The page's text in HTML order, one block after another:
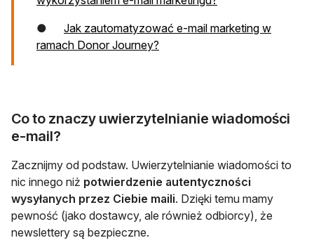
● Jak zautomatyzować e-mail marketing w
ramach Donor Journey?
Co to znaczy uwierzytelnianie wiadomości
e-mail?
Zacznijmy od podstaw. Uwierzytelnianie wiadomości to
nic innego niż potwierdzenie autentyczności
wysyłanych przez Ciebie maili. Dzięki temu mamy
pewność (jako dostawcy, ale również odbiorcy), że
newslettery są bezpieczne.